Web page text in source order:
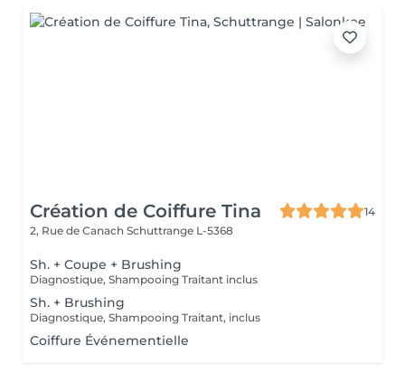
Création de Coiffure Tina
14
2, Rue de Canach Schuttrange L-5368
Sh. + Coupe + Brushing
Diagnostique, Shampooing Traitant inclus
Sh. + Brushing
Diagnostique, Shampooing Traitant, inclus
Coiffure Événementielle